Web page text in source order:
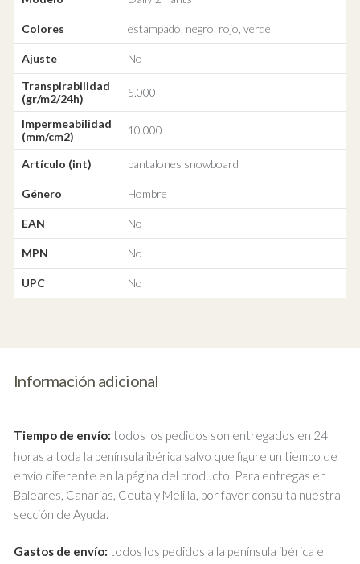
Colores estampado, negro, rojo, verde
Ajuste
No
Transpirabilidad
(gr/m2/24h)
5.000
Impermeabilidad
(mm/cm2)
10.000
Artículo (int) pantalones snowboard
Género Hombre
EAN No
MPN No
UPC No
Información adicional
Tiempo de envío: todos los pedidos son entregados en 24
horas a toda la península ibérica salvo que figure un tiempo de
envío diferente en la página del producto. Para entregas en
Baleares, Canarias, Ceuta y Melilla, por favor consulta nuestra
sección de Ayuda.
Gastos de envío: todos los pedidos a la península ibérica e